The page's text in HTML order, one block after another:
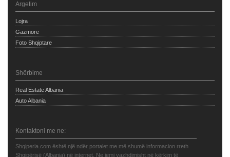
Argetim
Lojra
Gazmore
Foto Shqiptare
Shërbime
Real Estate Albania
Auto Albania
Kontaktoni me ne:
Shqiperia.com është një ndër portalet me më shumë informacion rreth
Shqipërisë (Albania) në internet. Ne jemi vazhdimisht në kërkim të